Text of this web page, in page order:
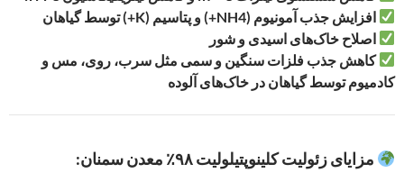
افزایش جذب آمونیوم (NH4+) و پتاسیم (K+) توسط گیاهان
اصلاح خاک‌های اسیدی و شور
کاهش جذب فلزات سنگین و سمی مثل سرب، روی، مس و
کادمیوم توسط گیاهان در خاک‌های آلوده
مزایای زئولیت کلینوپتیلولیت ۹۸٪ معدن سمنان: